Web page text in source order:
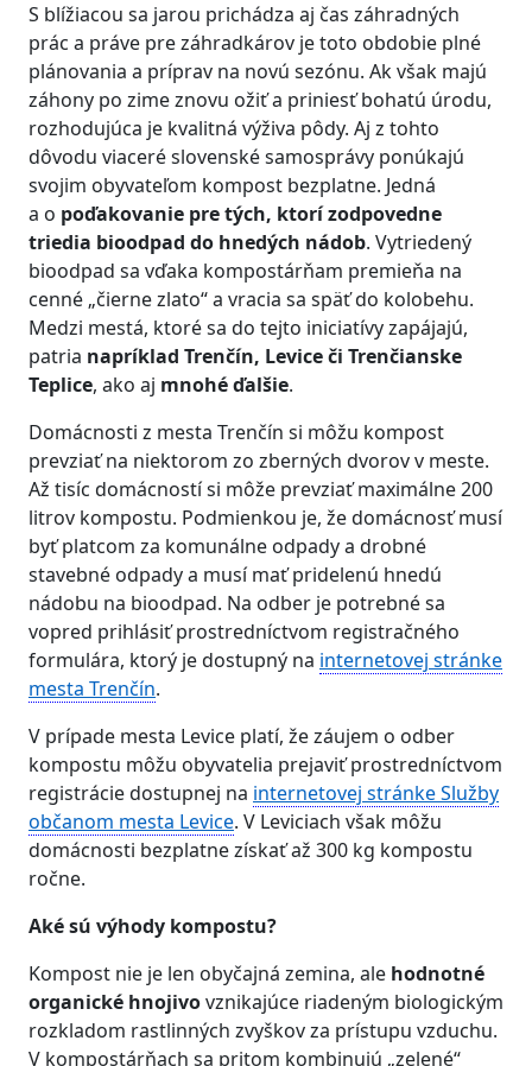
S blížiacou sa jarou prichádza aj čas záhradných
prác a práve pre záhradkárov je toto obdobie plné
plánovania a príprav na novú sezónu. Ak však majú
záhony po zime znovu ožiť a priniesť bohatú úrodu,
rozhodujúca je kvalitná výživa pôdy. Aj z tohto
dôvodu viaceré slovenské samosprávy ponúkajú
svojim obyvateľom kompost bezplatne. Jedná
a o poďakovanie pre tých, ktorí zodpovedne
triedia bioodpad do hnedých nádob. Vytriedený
bioodpad sa vďaka kompostárňam premieňa na
cenné „čierne zlato“ a vracia sa späť do kolobehu.
Medzi mestá, ktoré sa do tejto iniciatívy zapájajú,
patria napríklad Trenčín, Levice či Trenčianske
Teplice, ako aj mnohé ďalšie.
Domácnosti z mesta Trenčín si môžu kompost
prevziať na niektorom zo zberných dvorov v meste.
Až tisíc domácností si môže prevziať maximálne 200
litrov kompostu. Podmienkou je, že domácnosť musí
byť platcom za komunálne odpady a drobné
stavebné odpady a musí mať pridelenú hnedú
nádobu na bioodpad. Na odber je potrebné sa
vopred prihlásiť prostredníctvom registračného
formulára, ktorý je dostupný na internetovej stránke
mesta Trenčín.
V prípade mesta Levice platí, že záujem o odber
kompostu môžu obyvatelia prejaviť prostredníctvom
registrácie dostupnej na internetovej stránke Služby
občanom mesta Levice. V Leviciach však môžu
domácnosti bezplatne získať až 300 kg kompostu
ročne.
Aké sú výhody kompostu?
Kompost nie je len obyčajná zemina, ale hodnotné
organické hnojivovznikajúce riadeným biologickým
rozkladom rastlinných zvyškov za prístupu vzduchu.
V kompostárňach sa pritom kombinujú „zelené“